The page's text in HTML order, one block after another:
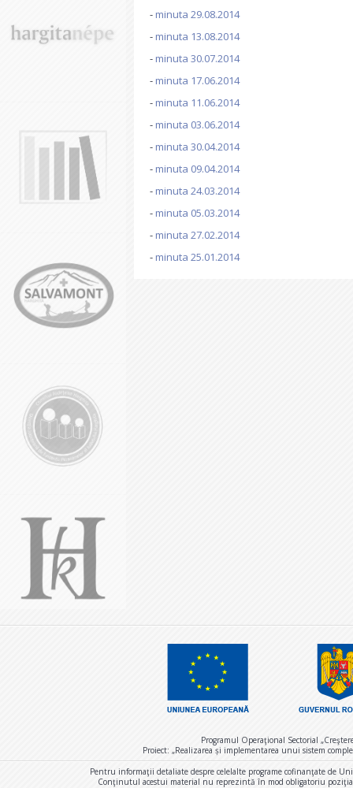
- minuta 29.08.2014
- minuta 13.08.2014
- minuta 30.07.2014
- minuta 17.06.2014
- minuta 11.06.2014
- minuta 03.06.2014
- minuta 30.04.2014
- minuta 09.04.2014
- minuta 24.03.2014
- minuta 05.03.2014
- minuta 27.02.2014
- minuta 25.01.2014
Programul Operaţional Sectorial
Proiect: „Realizarea și implementarea unui sistem
Pentru informaţii detaliate despre celelalte programe cofinanţate de
Conţinutul acestui material nu reprezintă în mod obligatoriu